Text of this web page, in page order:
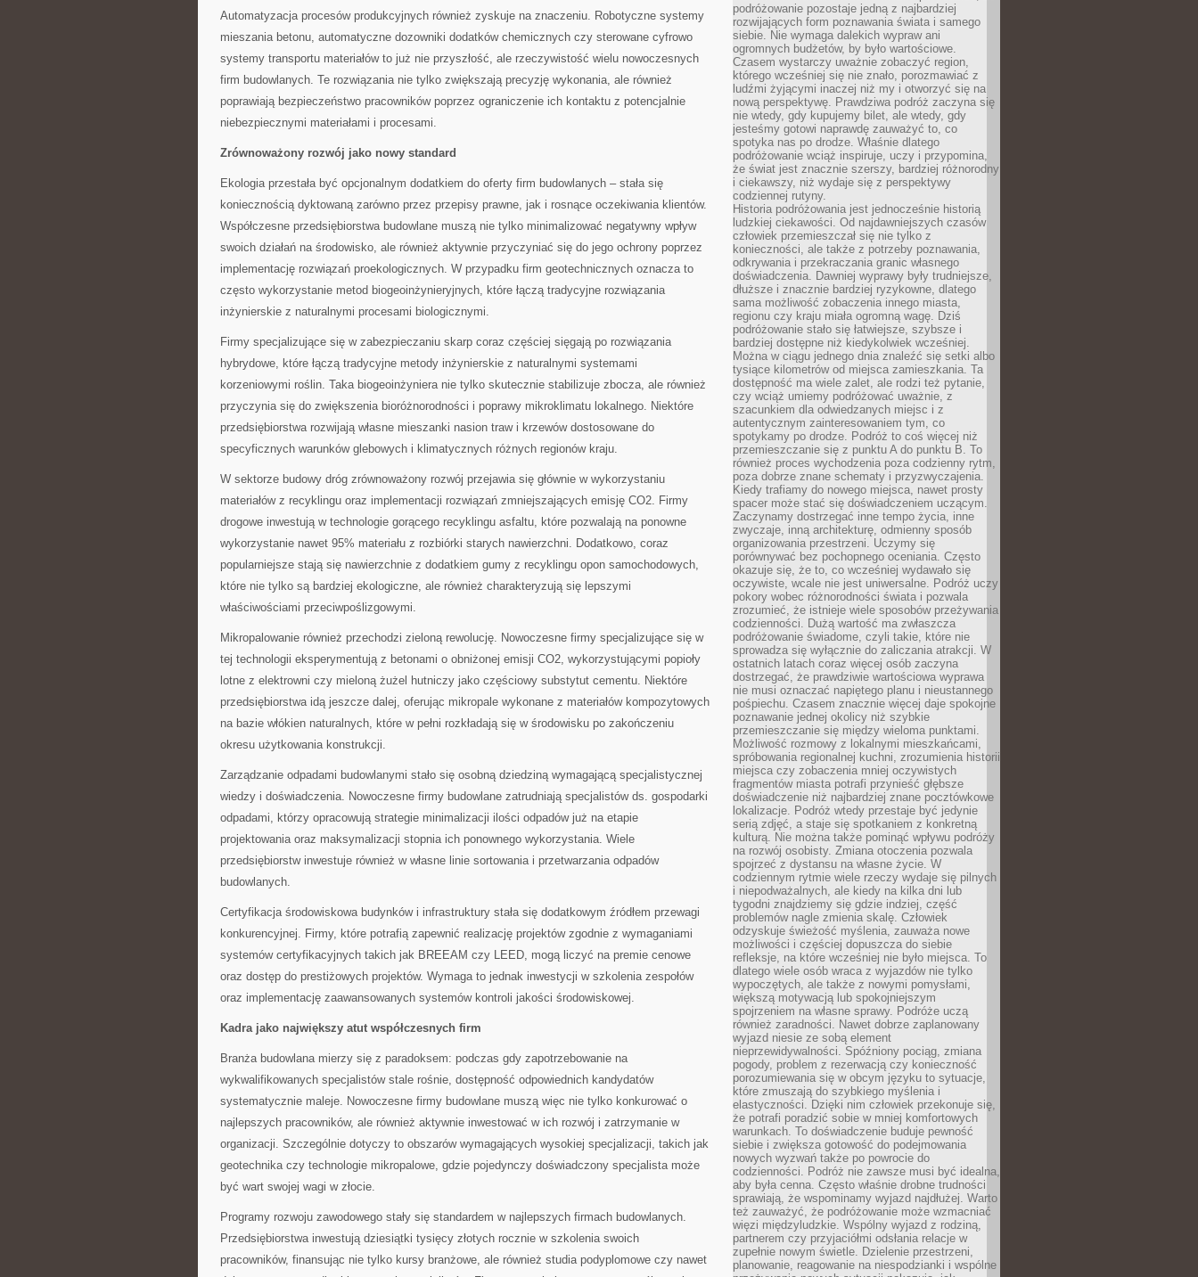
Automatyzacja procesów produkcyjnych również zyskuje na znaczeniu. Robotyczne systemy
mieszania betonu, automatyczne dozowniki dodatków chemicznych czy sterowane cyfrowo
systemy transportu materiałów to już nie przyszłość, ale rzeczywistość wielu nowoczesnych
firm budowlanych. Te rozwiązania nie tylko zwiększają precyzję wykonania, ale również
poprawiają bezpieczeństwo pracowników poprzez ograniczenie ich kontaktu z potencjalnie
niebezpiecznymi materiałami i procesami.
Zrównoważony rozwój jako nowy standard
Ekologia przestała być opcjonalnym dodatkiem do oferty firm budowlanych – stała się
koniecznością dyktowaną zarówno przez przepisy prawne, jak i rosnące oczekiwania klientów.
Współczesne przedsiębiorstwa budowlane muszą nie tylko minimalizować negatywny wpływ
swoich działań na środowisko, ale również aktywnie przyczyniać się do jego ochrony poprzez
implementację rozwiązań proekologicznych. W przypadku firm geotechnicznych oznacza to
często wykorzystanie metod biogeoinżynieryjnych, które łączą tradycyjne rozwiązania
inżynierskie z naturalnymi procesami biologicznymi.
Firmy specjalizujące się w zabezpieczaniu skarp coraz częściej sięgają po rozwiązania
hybrydowe, które łączą tradycyjne metody inżynierskie z naturalnymi systemami
korzeniowymi roślin. Taka biogeoinżyniera nie tylko skutecznie stabilizuje zbocza, ale również
przyczynia się do zwiększenia bioróżnorodności i poprawy mikroklimatu lokalnego. Niektóre
przedsiębiorstwa rozwijają własne mieszanki nasion traw i krzewów dostosowane do
specyficznych warunków glebowych i klimatycznych różnych regionów kraju.
W sektorze budowy dróg zrównoważony rozwój przejawia się głównie w wykorzystaniu
materiałów z recyklingu oraz implementacji rozwiązań zmniejszających emisję CO2. Firmy
drogowe inwestują w technologie gorącego recyklingu asfaltu, które pozwalają na ponowne
wykorzystanie nawet 95% materiału z rozbiórki starych nawierzchni. Dodatkowo, coraz
popularniejsze stają się nawierzchnie z dodatkiem gumy z recyklingu opon samochodowych,
które nie tylko są bardziej ekologiczne, ale również charakteryzują się lepszymi
właściwościami przeciwpoślizgowymi.
Mikropalowanie również przechodzi zieloną rewolucję. Nowoczesne firmy specjalizujące się w
tej technologii eksperymentują z betonami o obniżonej emisji CO2, wykorzystującymi popioły
lotne z elektrowni czy mieloną żużel hutniczy jako częściowy substytut cementu. Niektóre
przedsiębiorstwa idą jeszcze dalej, oferując mikropale wykonane z materiałów kompozytowych
na bazie włókien naturalnych, które w pełni rozkładają się w środowisku po zakończeniu
okresu użytkowania konstrukcji.
Zarządzanie odpadami budowlanymi stało się osobną dziedziną wymagającą specjalistycznej
wiedzy i doświadczenia. Nowoczesne firmy budowlane zatrudniają specjalistów ds. gospodarki
odpadami, którzy opracowują strategie minimalizacji ilości odpadów już na etapie
projektowania oraz maksymalizacji stopnia ich ponownego wykorzystania. Wiele
przedsiębiorstw inwestuje również w własne linie sortowania i przetwarzania odpadów
budowlanych.
Certyfikacja środowiskowa budynków i infrastruktury stała się dodatkowym źródłem przewagi
konkurencyjnej. Firmy, które potrafią zapewnić realizację projektów zgodnie z wymaganiami
systemów certyfikacyjnych takich jak BREEAM czy LEED, mogą liczyć na premie cenowe
oraz dostęp do prestiżowych projektów. Wymaga to jednak inwestycji w szkolenia zespołów
oraz implementację zaawansowanych systemów kontroli jakości środowiskowej.
Kadra jako największy atut współczesnych firm
Branża budowlana mierzy się z paradoksem: podczas gdy zapotrzebowanie na
wykwalifikowanych specjalistów stale rośnie, dostępność odpowiednich kandydatów
systematycznie maleje. Nowoczesne firmy budowlane muszą więc nie tylko konkurować o
najlepszych pracowników, ale również aktywnie inwestować w ich rozwój i zatrzymanie w
organizacji. Szczególnie dotyczy to obszarów wymagających wysokiej specjalizacji, takich jak
geotechnika czy technologie mikropalowe, gdzie pojedynczy doświadczony specjalista może
być wart swojej wagi w złocie.
Programy rozwoju zawodowego stały się standardem w najlepszych firmach budowlanych.
Przedsiębiorstwa inwestują dziesiątki tysięcy złotych rocznie w szkolenia swoich
pracowników, finansując nie tylko kursy branżowe, ale również studia podyplomowe czy nawet
podróżowanie pozostaje jedną z najbardziej
rozwijających form poznawania świata i samego
siebie. Nie wymaga dalekich wypraw ani
ogromnych budżetów, by było wartościowe.
Czasem wystarczy uważnie zobaczyć region,
którego wcześniej się nie znało, porozmawiać z
ludźmi żyjącymi inaczej niż my i otworzyć się na
nową perspektywę. Prawdziwa podróż zaczyna się
nie wtedy, gdy kupujemy bilet, ale wtedy, gdy
jesteśmy gotowi naprawdę zauważyć to, co
spotyka nas po drodze. Właśnie dlatego
podróżowanie wciąż inspiruje, uczy i przypomina,
że świat jest znacznie szerszy, bardziej różnorodny
i ciekawszy, niż wydaje się z perspektywy
codziennej rutyny.
Historia podróżowania jest jednocześnie historią
ludzkiej ciekawości. Od najdawniejszych czasów
człowiek przemieszczał się nie tylko z
konieczności, ale także z potrzeby poznawania,
odkrywania i przekraczania granic własnego
doświadczenia. Dawniej wyprawy były trudniejsze,
dłuższe i znacznie bardziej ryzykowne, dlatego
sama możliwość zobaczenia innego miasta,
regionu czy kraju miała ogromną wagę. Dziś
podróżowanie stało się łatwiejsze, szybsze i
bardziej dostępne niż kiedykolwiek wcześniej.
Można w ciągu jednego dnia znaleźć się setki albo
tysiące kilometrów od miejsca zamieszkania. Ta
dostępność ma wiele zalet, ale rodzi też pytanie,
czy wciąż umiemy podróżować uważnie, z
szacunkiem dla odwiedzanych miejsc i z
autentycznym zainteresowaniem tym, co
spotykamy po drodze. Podróż to coś więcej niż
przemieszczanie się z punktu A do punktu B. To
również proces wychodzenia poza codzienny rytm,
poza dobrze znane schematy i przyzwyczajenia.
Kiedy trafiamy do nowego miejsca, nawet prosty
spacer może stać się doświadczeniem uczącym.
Zaczynamy dostrzegać inne tempo życia, inne
zwyczaje, inną architekturę, odmienny sposób
organizowania przestrzeni. Uczymy się
porównywać bez pochopnego oceniania. Często
okazuje się, że to, co wcześniej wydawało się
oczywiste, wcale nie jest uniwersalne. Podróż uczy
pokory wobec różnorodności świata i pozwala
zrozumieć, że istnieje wiele sposobów przeżywania
codzienności. Dużą wartość ma zwłaszcza
podróżowanie świadome, czyli takie, które nie
sprowadza się wyłącznie do zaliczania atrakcji. W
ostatnich latach coraz więcej osób zaczyna
dostrzegać, że prawdziwie wartościowa wyprawa
nie musi oznaczać napiętego planu i nieustannego
pośpiechu. Czasem znacznie więcej daje spokojne
poznawanie jednej okolicy niż szybkie
przemieszczanie się między wieloma punktami.
Możliwość rozmowy z lokalnymi mieszkańcami,
spróbowania regionalnej kuchni, zrozumienia historii
miejsca czy zobaczenia mniej oczywistych
fragmentów miasta potrafi przynieść głębsze
doświadczenie niż najbardziej znane pocztówkowe
lokalizacje. Podróż wtedy przestaje być jedynie
serią zdjęć, a staje się spotkaniem z konkretną
kulturą. Nie można także pominąć wpływu podróży
na rozwój osobisty. Zmiana otoczenia pozwala
spojrzeć z dystansu na własne życie. W
codziennym rytmie wiele rzeczy wydaje się pilnych
i niepodważalnych, ale kiedy na kilka dni lub
tygodni znajdziemy się gdzie indziej, część
problemów nagle zmienia skalę. Człowiek
odzyskuje świeżość myślenia, zauważa nowe
możliwości i częściej dopuszcza do siebie
refleksje, na które wcześniej nie było miejsca. To
dlatego wiele osób wraca z wyjazdów nie tylko
wypoczętych, ale także z nowymi pomysłami,
większą motywacją lub spokojniejszym
spojrzeniem na własne sprawy. Podróże uczą
również zaradności. Nawet dobrze zaplanowany
wyjazd niesie ze sobą element
nieprzewidywalności. Spóźniony pociąg, zmiana
pogody, problem z rezerwacją czy konieczność
porozumiewania się w obcym języku to sytuacje,
które zmuszają do szybkiego myślenia i
elastyczności. Dzięki nim człowiek przekonuje się,
że potrafi poradzić sobie w mniej komfortowych
warunkach. To doświadczenie buduje pewność
siebie i zwiększa gotowość do podejmowania
nowych wyzwań także po powrocie do
codzienności. Podróż nie zawsze musi być idealna,
aby była cenna. Często właśnie drobne trudności
sprawiają, że wspominamy wyjazd najdłużej. Warto
też zauważyć, że podróżowanie może wzmacniać
więzi międzyludzkie. Wspólny wyjazd z rodziną,
partnerem czy przyjaciółmi odsłania relacje w
zupełnie nowym świetle. Dzielenie przestrzeni,
planowanie, reagowanie na niespodzianki i wspólne